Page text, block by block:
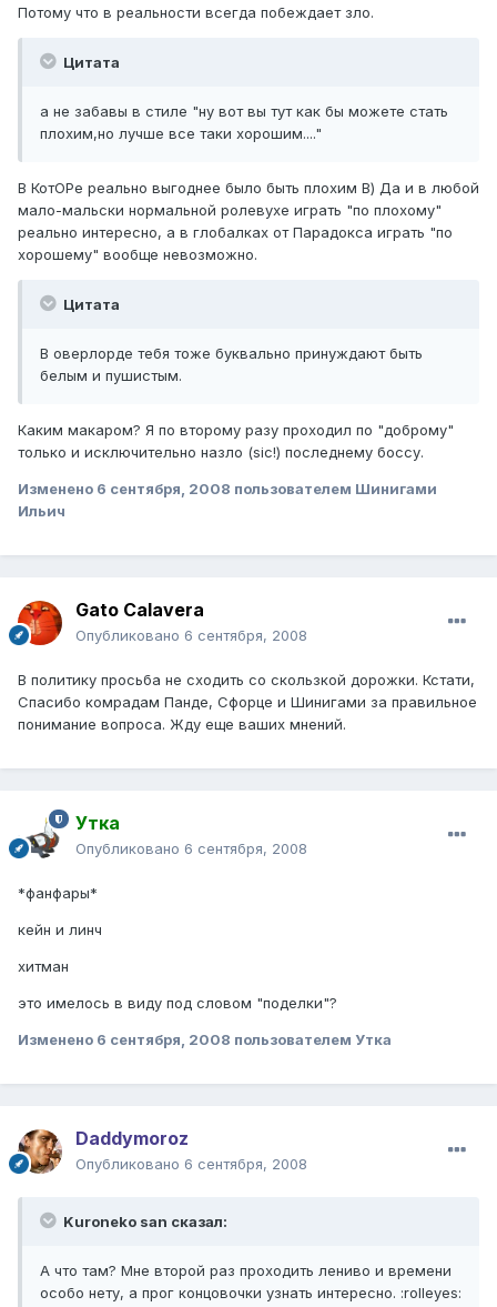
Потому что в реальности всегда побеждает зло.
Цитата
а не забавы в стиле "ну вот вы тут как бы можете стать
плохим,но лучше все таки хорошим...."
В КотОРе реально выгоднее было быть плохим В) Да и в любой
мало-мальски нормальной ролевухе играть "по плохому"
реально интересно, а в глобалках от Парадокса играть "по
хорошему" вообще невозможно.
Цитата
В оверлорде тебя тоже буквально принуждают быть
белым и пушистым.
Каким макаром? Я по второму разу проходил по "доброму"
только и исключительно назло (sic!) последнему боссу.
Изменено 6 сентября, 2008 пользователем Шинигами
Ильич
Gato Calavera
Опубликовано 6 сентября, 2008
В политику просьба не сходить со скользкой дорожки. Кстати,
Спасибо комрадам Панде, Сфорце и Шинигами за правильное
понимание вопроса. Жду еще ваших мнений.
Утка
Опубликовано 6 сентября, 2008
*фанфары*
кейн и линч
хитман
это имелось в виду под словом "поделки"?
Изменено 6 сентября, 2008 пользователем Утка
Daddymoroz
Опубликовано 6 сентября, 2008
Kuroneko san сказал:
А что там? Мне второй раз проходить лениво и времени
особо нету, а прог концовочки узнать интересно. :rolleyes: